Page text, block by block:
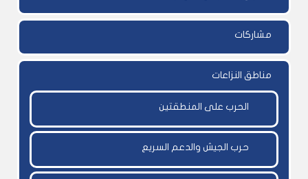
مشاركات
مناطق النزاعات
الحرب على المنطقتين
حرب الجيش والدعم السريع